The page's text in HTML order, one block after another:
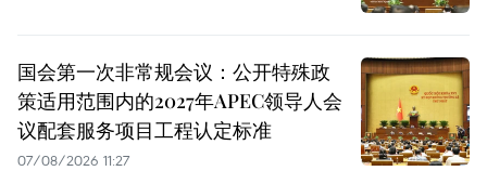
国会第一次非常规会议：公开特殊政
策适用范围内的2027年APEC领导人会
议配套服务项目工程认定标准
07/08/2026 11:27